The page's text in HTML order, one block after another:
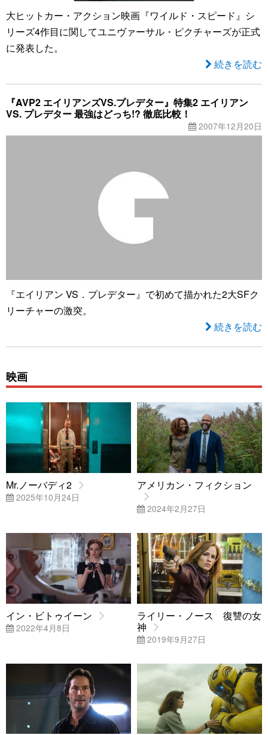
大ヒットカー・アクション映画『ワイルド・スピード』シ
リーズ4作目に関してユニヴァーサル・ピクチャーズが正式
に発表した。
続きを読む
『AVP2 エイリアンズVS.プレデター』特集2 エイリアン
VS. プレデター 最強はどっち!? 徹底比較！
2007年12月20日
『エイリアン VS．プレデター』で初めて描かれた2大SFク
リーチャーの激突。
続きを読む
映画
Mr.ノーバディ2
2025年10月24日
アメリカン・フィクション
2024年2月27日
イン・ビトゥイーン
2022年4月8日
ライリー・ノース 復讐の女
神
2019年9月27日